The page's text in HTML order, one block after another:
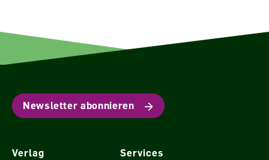
Newsletter abonnieren
Verlag
Services